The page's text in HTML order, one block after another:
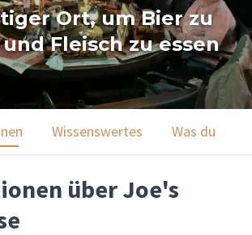
Ort, um Bier zu
Fleisch zu essen
Wissenswertes Was du
über Joe's